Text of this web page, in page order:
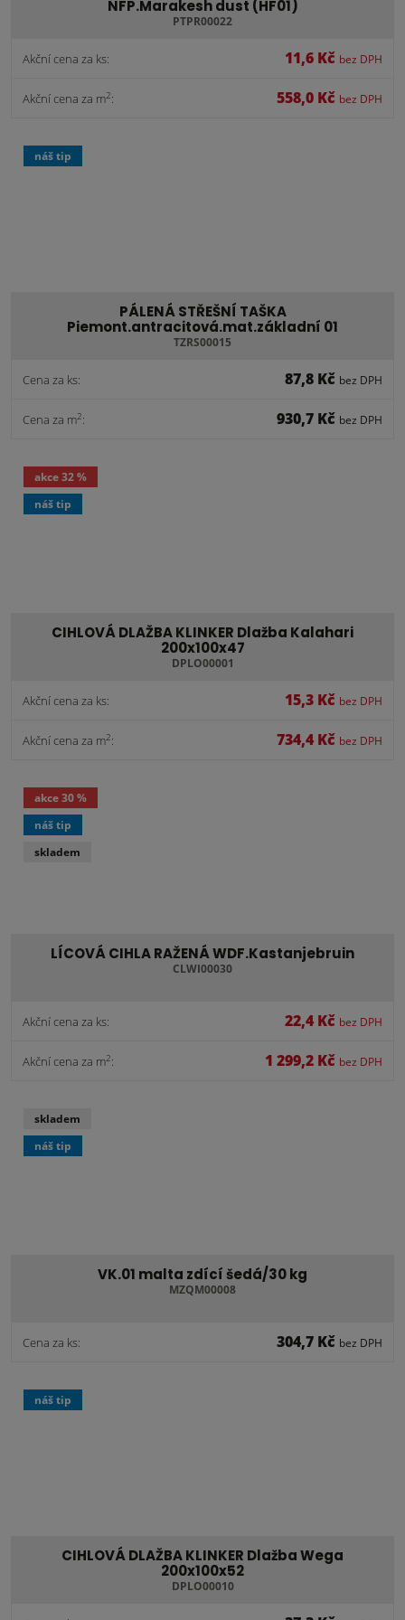
NFP.Marakesh dust (HF01)
PTPR00022
Akční cena za ks: 11,6 Kč bez DPH
Akční cena za m2: 558,0 Kč bez DPH
PÁLENÁ STŘEŠNÍ TAŠKA
Piemont.antracitová.mat.základní 01
TZRS00015
Cena za ks: 87,8 Kč bez DPH
Cena za m2: 930,7 Kč bez DPH
náš tip
CIHLOVÁ DLAŽBA KLINKER Dlažba Kalahari
200x100x47
DPLO00001
Akční cena za ks: 15,3 Kč bez DPH
Akční cena za m2: 734,4 Kč bez DPH
akce32 %
náš tip
LÍCOVÁ CIHLA RAŽENÁ WDF.Kastanjebruin
CLWI00030
Akční cena za ks: 22,4 Kč bez DPH
Akční cena za m2: 1 299,2 Kč bez DPH
akce30 %
náš tip
skladem
VK.01 malta zdící šedá/30 kg
MZQM00008
Cena za ks: 304,7 Kč bez DPH
skladem
náš tip
CIHLOVÁ DLAŽBA KLINKER Dlažba Wega
200x100x52
DPLO00010
náš tip